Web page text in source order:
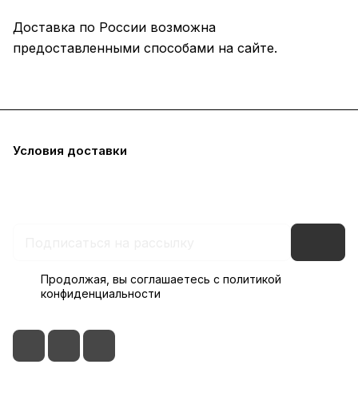
Доставка по России возможна
предоставленными способами на сайте.
Условия доставки
Продолжая, вы соглашаетесь с политикой
конфиденциальности